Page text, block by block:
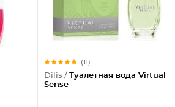
(11)
Dilis / Туалетная вода Virtual
Sense